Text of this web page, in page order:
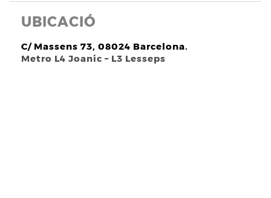
UBICACIÓ
C/ Massens 73, 08024 Barcelona.
Metro L4 Joanic – L3 Lesseps